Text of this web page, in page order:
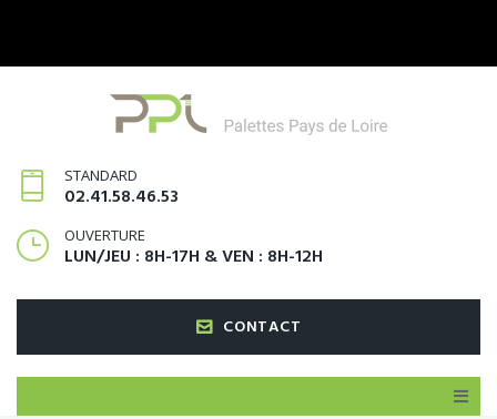
STANDARD
02.41.58.46.53
OUVERTURE
LUN/JEU : 8H-17H & VEN : 8H-12H
CONTACT